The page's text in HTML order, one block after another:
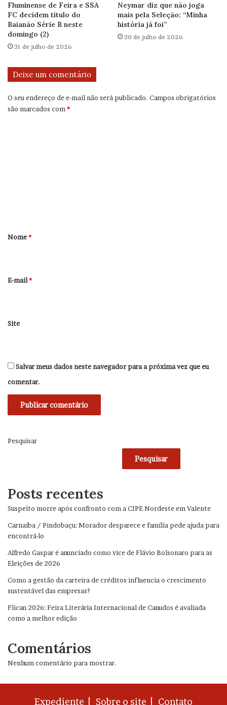
Fluminense de Feira e SSA
FC decidem título do
Baianão Série B neste
domingo (2)
31 de julho de 2026
Neymar diz que não joga
mais pela Seleção: “Minha
história já foi”
30 de julho de 2026
Deixe um comentário
O seu endereço de e-mail não será publicado. Campos obrigatórios
são marcados com*
r
*
Nome*
E-mail*
Site
Salvar meus dados neste navegador para a próxima vez que eu
comentar.
Pesquisar
Pesquisar
Posts recentes
Suspeito morre após confronto com a CIPE Nordeste em Valente
Carnaíba / Pindobaçu: Morador desparece e família pede ajuda para
encontrá-lo
Alfredo Gaspar é anunciado como vice de Flávio Bolsonaro para as
Eleições de 2026
Como a gestão da carteira de créditos influencia o crescimento
sustentável das empresas?
Flican 2026: Feira Literária Internacional de Canudos é avaliada
como a melhor edição
Comentários
Nenhum comentário para mostrar.
Expediente | Sobre o site | Contato